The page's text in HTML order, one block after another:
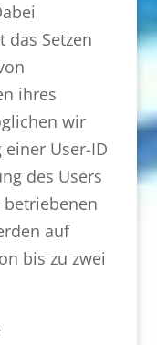
Setzen
ihres
wir
User-ID
des Users
betriebenen
auf
bis zu zwei